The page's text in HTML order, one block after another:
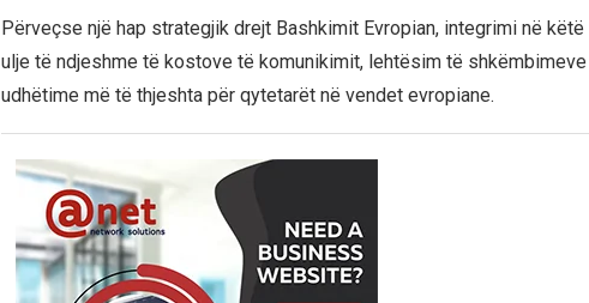
Përveçse një hap strategjik drejt Bashkimit Evropian, integrimi në
ulje të ndjeshme të kostove të komunikimit, lehtësim të
udhëtime më të thjeshta për qytetarët në vendet evropiane.